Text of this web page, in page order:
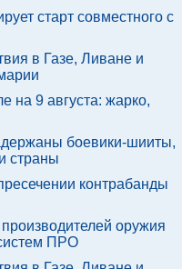
старт совместного с
в Газе, Ливане и
на 9 августа: жарко,
боевики-шииты,
страны
контрабанды
оружия
ПРО